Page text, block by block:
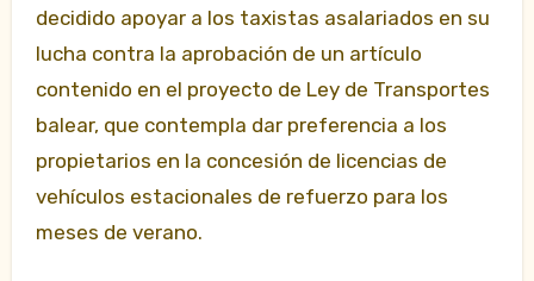
decidido apoyar a los taxistas asalariados en su
lucha contra la aprobación de un artículo
contenido en el proyecto de Ley de Transportes
balear, que contempla dar preferencia a los
propietarios en la concesión de licencias de
vehículos estacionales de refuerzo para los
meses de verano.